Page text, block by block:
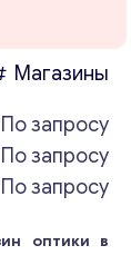
Магазины
По запросу
По запросу
По запросу
оптики в